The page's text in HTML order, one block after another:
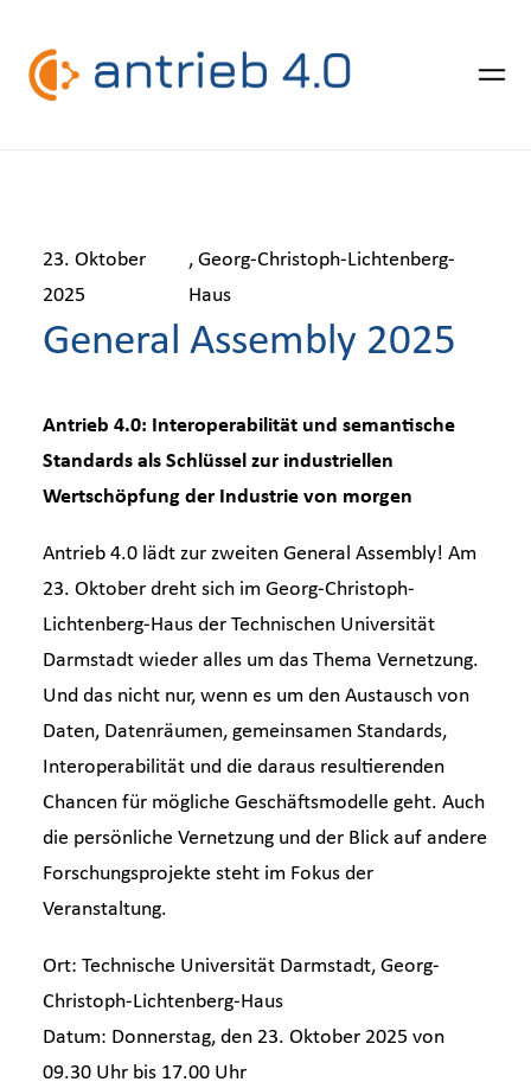
23. Oktober
2025
,Georg-Christoph-Lichtenberg-
Haus
General Assembly 2025
Antrieb 4.0: Interoperabilität und semantische
Standards als Schlüssel zur industriellen
Wertschöpfung der Industrie von morgen
Antrieb 4.0 lädt zur zweiten General Assembly! Am
23. Oktober dreht sich im Georg-Christoph-
Lichtenberg-Haus der Technischen Universität
Darmstadt wieder alles um das Thema Vernetzung.
Und das nicht nur, wenn es um den Austausch von
Daten, Datenräumen, gemeinsamen Standards,
Interoperabilität und die daraus resultierenden
Chancen für mögliche Geschäftsmodelle geht. Auch
die persönliche Vernetzung und der Blick auf andere
Forschungsprojekte steht im Fokus der
Veranstaltung.
Ort: Technische Universität Darmstadt, Georg-
Christoph-Lichtenberg-Haus
Datum: Donnerstag, den 23. Oktober 2025 von
09.30 Uhr bis 17.00 Uhr
Forschungsverbund
Publikationen
Branchen-News
Newsroom